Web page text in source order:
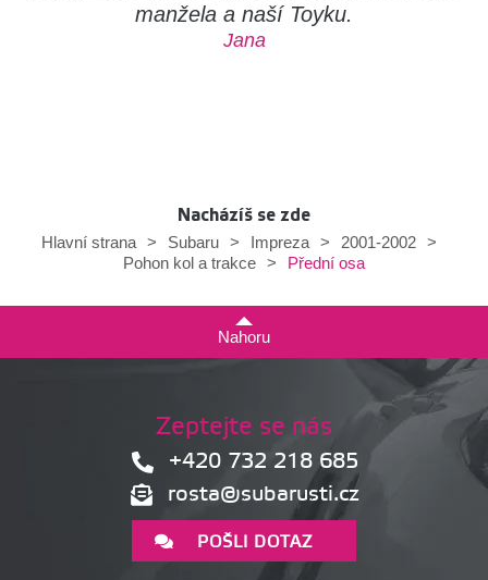
manžela a naší Toyku.
Jana
Nacházíš se zde
Hlavní strana
> Subaru > Impreza > 2001-2002
>
Pohon kol a trakce > Přední osa
Nahoru
Zeptejte se nás
+420 732 218 685
rosta@subarusti.cz
POŠLI DOTAZ